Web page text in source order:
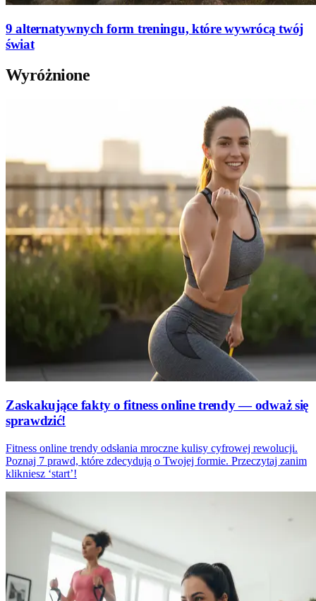
9 alternatywnych form treningu, które wywrócą twój
świat
Wyróżnione
Zaskakujące fakty o fitness online trendy — odważ się
sprawdzić!
Fitness online trendy odsłania mroczne kulisy cyfrowej rewolucji.
Poznaj 7 prawd, które zdecydują o Twojej formie. Przeczytaj zanim
klikniesz ‘start’!